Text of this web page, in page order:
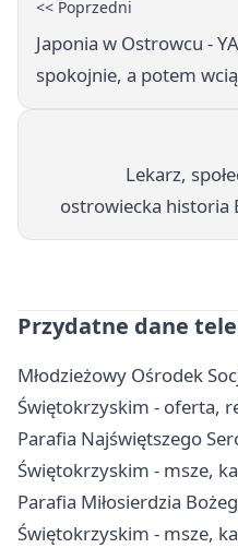
<< Poprzedni
Japonia w Ostrowcu -
spokojnie, a potem
Lekarz,
ostrowiecka historia
Przydatne dane
Młodzieżowy Ośrodek
Świętokrzyskim - oferta,
Parafia Najświętszego
Świętokrzyskim - msze,
Parafia Miłosierdzia
Świętokrzyskim - msze,